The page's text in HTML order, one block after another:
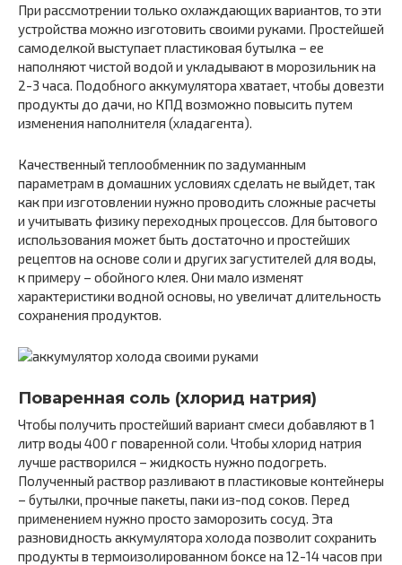
При рассмотрении только охлаждающих вариантов, то эти
устройства можно изготовить своими руками. Простейшей
самоделкой выступает пластиковая бутылка – ее
наполняют чистой водой и укладывают в морозильник на
2-3 часа. Подобного аккумулятора хватает, чтобы довезти
продукты до дачи, но КПД возможно повысить путем
изменения наполнителя (хладагента).
Качественный теплообменник по задуманным
параметрам в домашних условиях сделать не выйдет, так
как при изготовлении нужно проводить сложные расчеты
и учитывать физику переходных процессов. Для бытового
использования может быть достаточно и простейших
рецептов на основе соли и других загустителей для воды,
к примеру – обойного клея. Они мало изменят
характеристики водной основы, но увеличат длительность
сохранения продуктов.
Поваренная соль (хлорид натрия)
Чтобы получить простейший вариант смеси добавляют в 1
литр воды 400 г поваренной соли. Чтобы хлорид натрия
лучше растворился – жидкость нужно подогреть.
Полученный раствор разливают в пластиковые контейнеры
– бутылки, прочные пакеты, паки из-под соков. Перед
применением нужно просто заморозить сосуд. Эта
разновидность аккумулятора холода позволит сохранить
продукты в термоизолированном боксе на 12-14 часов при